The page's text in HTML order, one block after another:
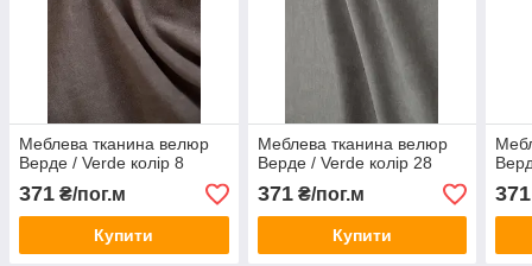
Меблева тканина велюр
Верде / Verde колір 8
371 ₴/пог.м
Купити
Меблева тканина велюр
Верде / Verde колір 28
371₴/пог.м
Купити
371